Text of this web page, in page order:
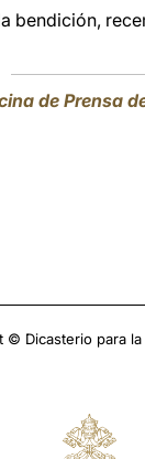
bendición,
de Prensa
© Dicasterio para la